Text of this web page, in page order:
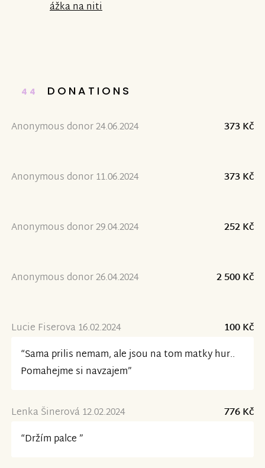
ážka na niti
44 DONATIONS
Anonymous donor 24.06.2024 373 Kč
Anonymous donor 11.06.2024 373 Kč
Anonymous donor 29.04.2024 252 Kč
Anonymous donor 26.04.2024 2 500 Kč
Lucie Fiserova 16.02.2024
100 Kč
“Sama prilis nemam, ale jsou na tom matky hur..
Pomahejme si navzajem”
Lenka Šinerová 12.02.2024
776 Kč
“Držím palce ”